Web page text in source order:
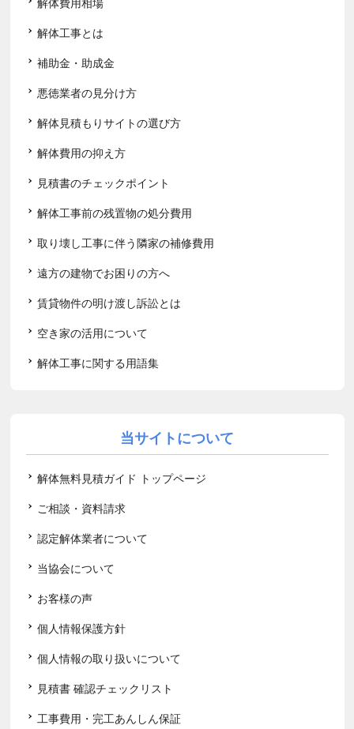
解体工事とは
補助金・助成金
悪徳業者の見分け方
解体見積もりサイトの選び方
解体費用の抑え方
見積書のチェックポイント
解体工事前の残置物の処分費用
取り壊し工事に伴う隣家の補修費用
遠方の建物でお困りの方へ
賃貸物件の明け渡し訴訟とは
空き家の活用について
解体工事に関する用語集
当サイトについて
解体無料見積ガイド トップページ
ご相談・資料請求
認定解体業者について
当協会について
お客様の声
個人情報保護方針
個人情報の取り扱いについて
見積書 確認チェックリスト
工事費用・完工あんしん保証